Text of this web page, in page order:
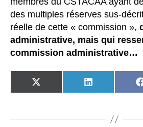
des multiples réserves sus-
réelle de cette « commission »,
administrative, mais qui
commission administrative…
SHARE
ON
SHARE
ON